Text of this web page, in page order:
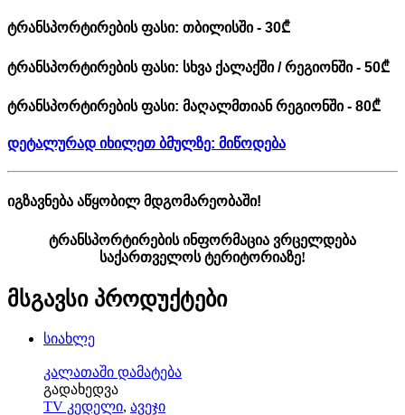
ტრანსპორტირების ფასი: თბილისში - 30₾
ტრანსპორტირების ფასი: სხვა ქალაქში / რეგიონში - 50₾
ტრანსპორტირების ფასი: მაღალმთიან რეგიონში - 80₾
დეტალურად იხილეთ ბმულზე: მიწოდება
იგზავნება აწყობილ მდგომარეობაში!
ტრანსპორტირების ინფორმაცია ვრცელდება
საქართველოს ტერიტორიაზე!
მსგავსი პროდუქტები
სიახლე
კალათაში დამატება
გადახედვა
TV კედელი, ავეჯი